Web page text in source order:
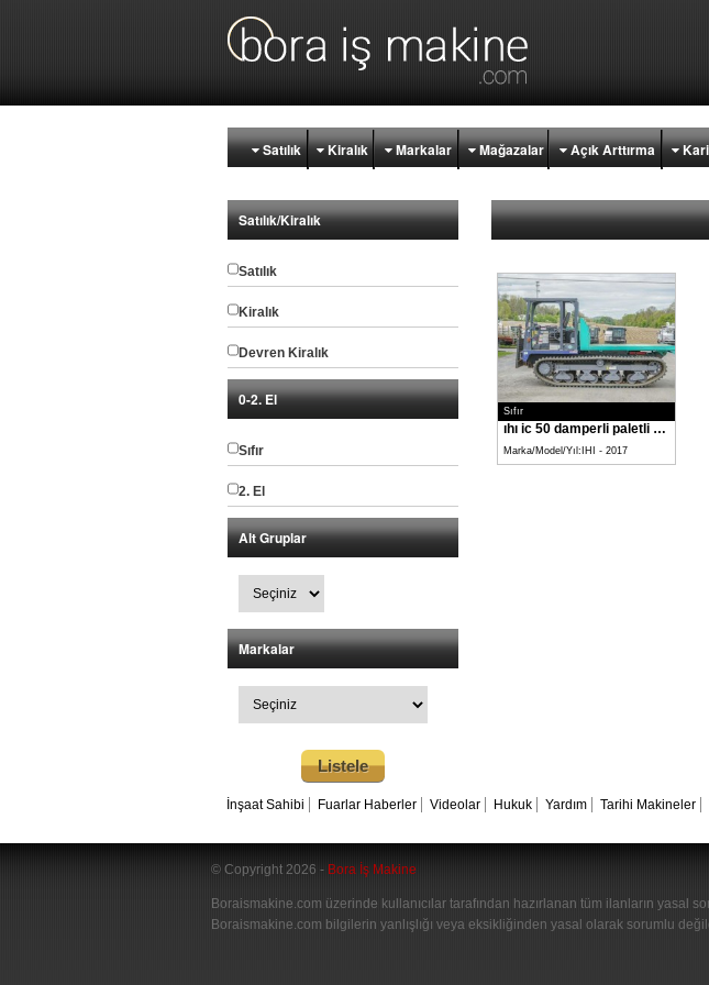
Satılık Kiralık Markalar Mağazalar Açık Arttırma
Satılık/Kiralık
Satılık
Kiralık
Devren Kiralık
0-2. El
Sıfır
2. El
Alt Gruplar
Markalar
Sıfır
ıhı ic 50 damperli paletli taşiyici kamyon
Marka/Model/Yıl:IHI - 2017
İnşaat Sahibi Fuarlar Haberler Videolar Hukuk Yardım Tarihi Makineler
© Copyright 2026 - Bora İş Makine
Boraismakine.com üzerinde kullanıcılar tarafından hazırlanan tüm ilanların yasal
Boraismakine.com bilgilerin yanlışlığı veya eksikliğinden yasal olarak sorumlu